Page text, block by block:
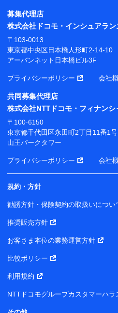
東京都千代田区永田町2丁目11
株式会社NTTドコモ 代表取締
東京都中央区日本橋人形町2-
本橋ビル 3F
長 吉村 忠義
※ 当社および株式会社NTTド
を利用させていただくにあたっ
ソナルデータ憲章」に定める行
※ パーソナルデータダッシュ
管理」の設定状態にかかわらず
※ dポイントクラブ会員では
月11日以降、一度もdポイント
がないお客さまに限る）に関
に限って共同利用します。
との間で、以下のとおり個人
【共同して利用される利用デー
プがサービス提供等を通じて
募集代理店
株式会社ドコモ・インシュアラン
〒103-0013
東京都中央区日本橋人形町2-14-10
アーバンネット日本橋ビル3F
プライバシーポリシー 会社
共同募集代理店
株式会社NTTドコモ・フィナンシ
〒100-6150
東京都千代田区永田町2丁目11番1号
山王パークタワー
プライバシーポリシー 会社
規約・方針
勧誘方針・保険契約の取扱いについ
推奨販売方針
お客さま本位の業務運営方針
比較ポリシー
利用規約
NTTドコモグループカスタマーハ